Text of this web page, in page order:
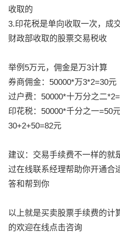
收取的
3.印花税是单向收取一次，成
财政部收取的股票交易税收
举例5万元，佣金是万3计算
券商佣金：50000*万3*2=30元
过户费：50000*十万分之二
印花税：50000*千分之一=50
30+2+50=82元
建议：交易手续费不一样的就
过在线联系经理帮助你开通合
答和帮到你
以上就是买卖股票手续费的计
的欢迎在线点击咨询